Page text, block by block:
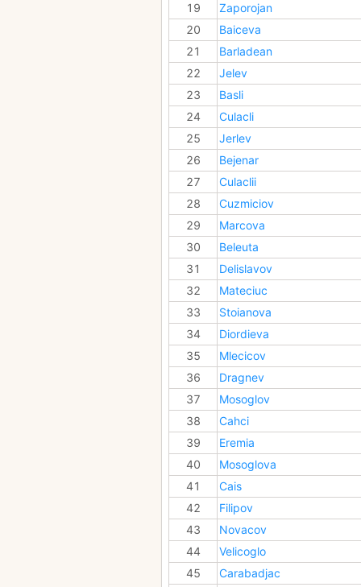
19
Zaporojan
20
Baiceva
21
Barladean
22
Jelev
23
Basli
24
Culacli
25
Jerlev
26
Bejenar
27
Culaclii
28
Cuzmiciov
29
Marcova
30
Beleuta
31
Delislavov
32
Mateciuc
33
Stoianova
34
Diordieva
35
Mlecicov
36
Dragnev
37
Mosoglov
38
Cahci
39
Eremia
40
Mosoglova
41
Cais
42
Filipov
43
Novacov
44
Velicoglo
45
Carabadjac